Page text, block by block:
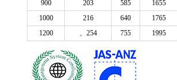
900
203 585 1655
1000
216 640 1765
1200
、254 755 1995